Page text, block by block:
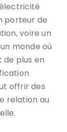
porteur de
voire un
monde où
plus en
offrir des
relation au